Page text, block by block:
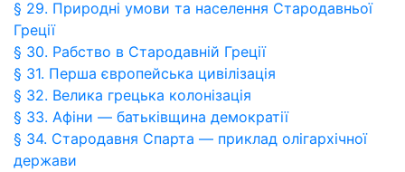
§ 29. Природні умови та населення Стародавньої
Греції
§ 30. Рабство в Стародавній Греції
§ 31. Перша європейська цивілізація
§ 32. Велика грецька колонізація
§ 33. Афіни — батьківщина демократії
§ 34. Стародавня Спарта — приклад олігархічної
держави